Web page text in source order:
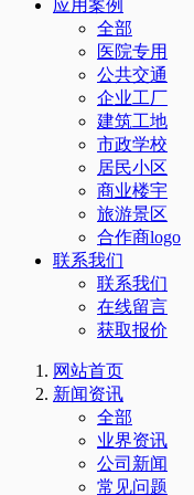
应用案例
全部
医院专用
公共交通
企业工厂
建筑工地
市政学校
居民小区
商业楼宇
旅游景区
合作商logo
联系我们
联系我们
在线留言
获取报价
网站首页
新闻资讯
全部
业界资讯
公司新闻
常见问题